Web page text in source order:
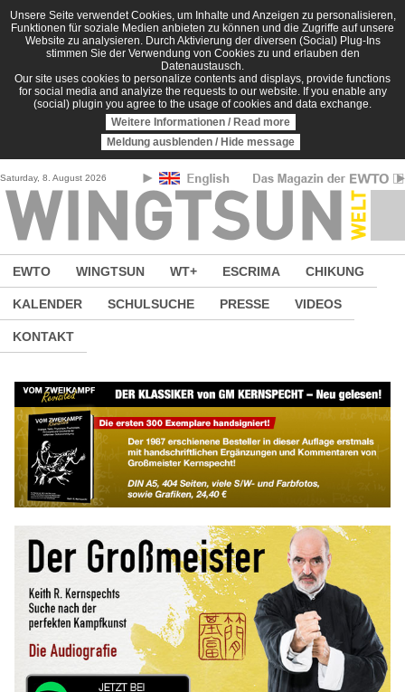
Direkt zum Inhalt
Unsere Seite verwendet Cookies, um Inhalte und Anzeigen zu personalisieren,
Funktionen für soziale Medien anbieten zu können und die Zugriffe auf unsere
Website zu analysieren. Durch Aktivierung der diversen (Social) Plug-Ins
stimmen Sie der Verwendung von Cookies zu und erlauben den
Datenaustausch.
Our site uses cookies to personalize contents and displays, provide functions
for social media and analyize the requests to our website. If you enable any
(social) plugin you agree to the usage of cookies and data exchange.
Weitere Informationen / Read more
Meldung ausblenden / Hide message
Saturday, 8. August 2026
EWTO WINGTSUN WT+ ESCRIMA CHIKUNG
KALENDER SCHULSUCHE PRESSE VIDEOS
KONTAKT